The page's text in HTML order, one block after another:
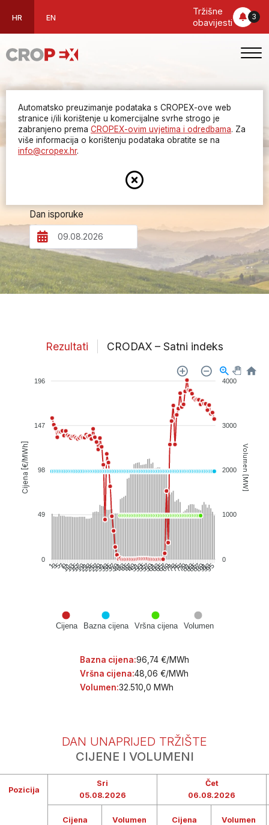
3
Tržišne
obavijesti
HR EN
Dan unaprijed
tržište
Dan isporuke
Rezultati CRODAX – Satni indeks
196
147
98
49
0
Cijena [€/MWh]
1
3579
11
13
15
17
19
21
23
25
27
29
31
33
35
37
39
41
43
45
47
49
51
53
55
57
59
61
63
65
67
69
71
73
75
77
79
81
83
85
87
89
91
93
95
4000
3000
2000
1000
0
Volumen [MW]
Cijena Bazna cijena Vršna cijena Volumen
Bazna cijena:96,74 €/MWh
Vršna cijena:48,06 €/MWh
Volumen:32.510,0 MWh
DAN UNAPRIJED TRŽIŠTE
CIJENE I VOLUMENI
Pozicija
Sri
05.08.2026
Čet
06.08.2026
Cijena
Volumen
Cijena
Volumen
Automatsko preuzimanje podataka s CROPEX-ove web
stranice i/ili korištenje u komercijalne svrhe strogo je
zabranjeno prema CROPEX-ovim uvjetima i odredbama. Za
više informacija o korištenju podataka obratite se na
info@cropex.hr.